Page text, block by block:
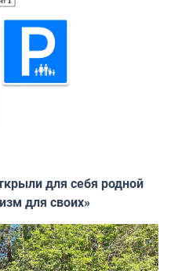
для себя родной
для своих»